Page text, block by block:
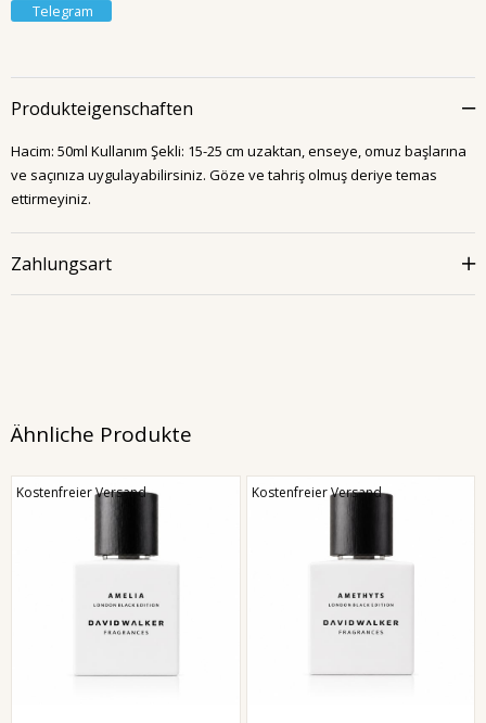
Telegram
Produkteigenschaften
Hacim: 50ml Kullanım Şekli: 15-25 cm uzaktan, enseye, omuz başlarına
ve saçınıza uygulayabilirsiniz. Göze ve tahriş olmuş deriye temas
ettirmeyiniz.
Zahlungsart
Ähnliche Produkte
Kostenfreier Versand Kostenfreier Versand